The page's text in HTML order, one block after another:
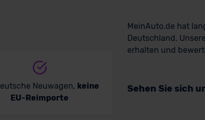
Neuwagen, keine
EU-Reimporte
MeinAuto.de hat
Deutschland.
erhalten und
Sehen Sie sich